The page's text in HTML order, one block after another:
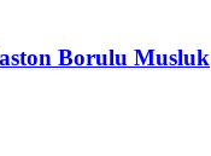
Borulu Musluk